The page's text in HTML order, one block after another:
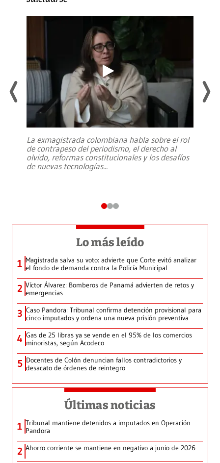
La exmagistrada colombiana habla sobre el rol
de contrapeso del periodismo, el derecho al
olvido, reformas constitucionales y los desafíos
de nuevas tecnologías...
Lo más leído
1 Magistrada salva su voto: advierte que Corte evitó analizar
el fondo de demanda contra la Policía Municipal
2 Víctor Álvarez: Bomberos de Panamá advierten de retos y
emergencias
3 Caso Pandora: Tribunal confirma detención provisional para
cinco imputados y ordena una nueva prisión preventiva
4 Gas de 25 libras ya se vende en el 95% de los comercios
minoristas, según Acodeco
5 Docentes de Colón denuncian fallos contradictorios y
desacato de órdenes de reintegro
Últimas noticias
1 Tribunal mantiene detenidos a imputados en Operación
Pandora
2 Ahorro corriente se mantiene en negativo a junio de 2026